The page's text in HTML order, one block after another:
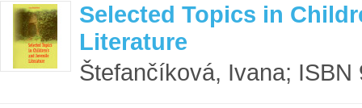
Selected Topics in
Literature
Štefančíková, Ivana;